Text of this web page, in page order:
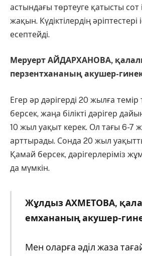
астындағы төртеуге қатысты сот
жақын. Күдіктілердің әріптестері
есептейді.
Меруерт АЙДАРХАНОВА, қ
перзентхананың акушер-
Егер әр дәрігерді 20 жылға
берсек, жаңа білікті дәрігер
10 жыл уақыт керек. Ол тағы 6-7
арттырады. Сонда 20 жыл
Қамай берсек, дәрігерлеріміз
да мүмкін.
Жұлдыз АХМЕТОВА, қ
емхананыңакушер-
Мен оларға әділ жаза